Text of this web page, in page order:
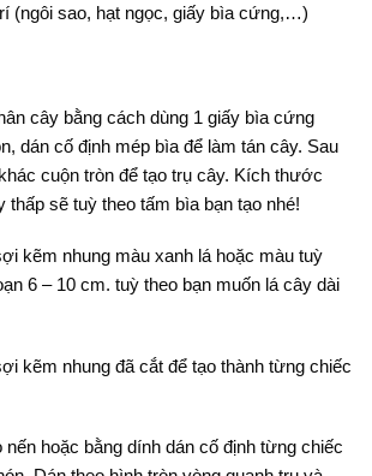
(ngôi sao, hạt ngọc, giấy bìa cứng,…)
cây bằng cách dùng 1 giấy bìa cứng
dán cố định mép bìa để làm tán cây. Sau
cuộn tròn để tạo trụ cây. Kích thước
thấp sẽ tuỳ theo tấm bìa bạn tạo nhé!
kẽm nhung màu xanh lá hoặc màu tuỳ
6 – 10 cm. tuỳ theo bạn muốn lá cây dài
kẽm nhung đã cắt để tạo thành từng chiếc
nến hoặc bằng dính dán cố định từng chiếc